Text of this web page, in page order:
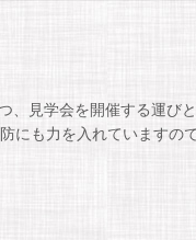
、見学会を開催する運び
にも力を入れていますの